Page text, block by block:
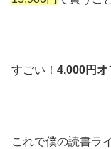
すごい！ 4,000円オ
これで僕の読書ラ